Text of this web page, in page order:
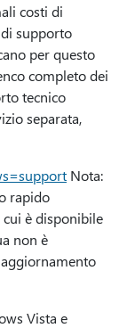
costi di
supporto
per questo
completo dei
tecnico
separata,
Nota:
rapido
è disponibile
non è
Vista e